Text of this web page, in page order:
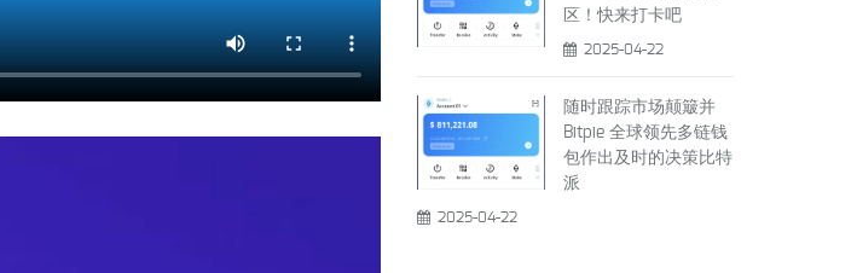
区！快来打卡吧
2025-04-22
随时跟踪市场颠簸并
Bitpie 全球领先多链钱
包作出及时的决策比特
派
2025-04-22